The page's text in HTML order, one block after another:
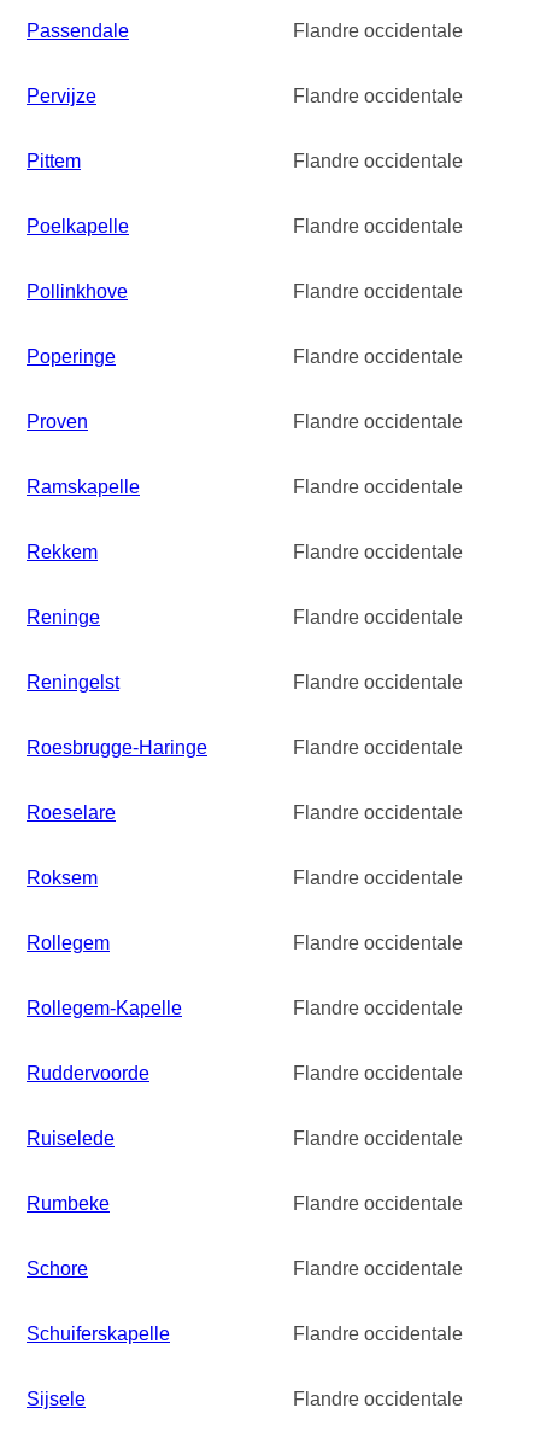
Passendale Flandre occidentale
Pervijze Flandre occidentale
Pittem Flandre occidentale
Poelkapelle Flandre occidentale
Pollinkhove Flandre occidentale
Poperinge Flandre occidentale
Proven Flandre occidentale
Ramskapelle Flandre occidentale
Rekkem Flandre occidentale
Reninge Flandre occidentale
Reningelst Flandre occidentale
Roesbrugge-Haringe Flandre occidentale
Roeselare Flandre occidentale
Roksem Flandre occidentale
Rollegem Flandre occidentale
Rollegem-Kapelle Flandre occidentale
Ruddervoorde Flandre occidentale
Ruiselede Flandre occidentale
Rumbeke Flandre occidentale
Schore Flandre occidentale
Schuiferskapelle Flandre occidentale
Sijsele Flandre occidentale